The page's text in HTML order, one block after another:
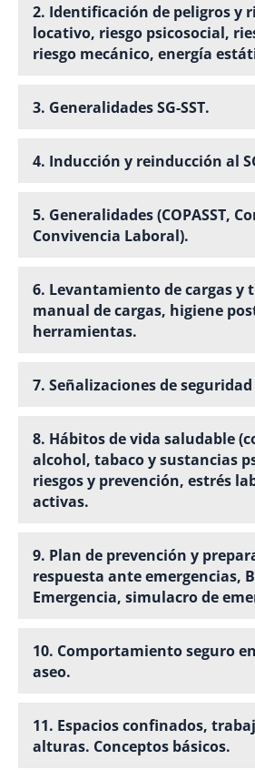
2. Identificación de peligros y
locativo, riesgo psicosocial,
riesgo mecánico, energía
3. Generalidades SG-SST.
4. Inducción y reinducción al
5. Generalidades (COPASST,
Convivencia Laboral).
6. Levantamiento de cargas y
manual de cargas, higiene
herramientas.
7. Señalizaciones de seguridad
8. Hábitos de vida saludable
alcohol, tabaco y sustancias
riesgos y prevención, estrés
activas.
9. Plan de prevención y
respuesta ante emergencias,
Emergencia, simulacro de
10. Comportamiento seguro
aseo.
11. Espacios confinados,
alturas. Conceptos básicos.